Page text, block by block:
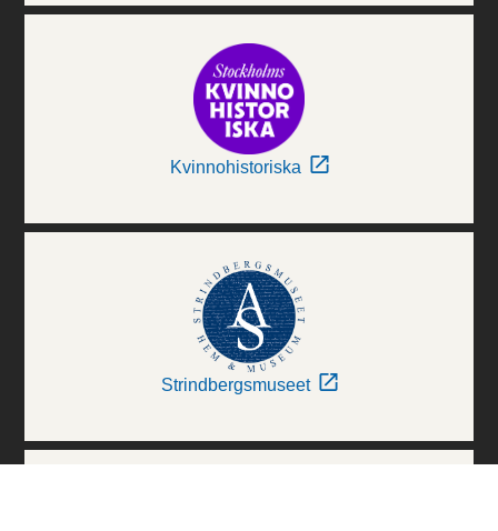
Kvinnohistoriska
Strindbergsmuseet